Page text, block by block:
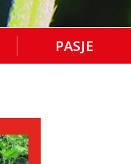
PASJE